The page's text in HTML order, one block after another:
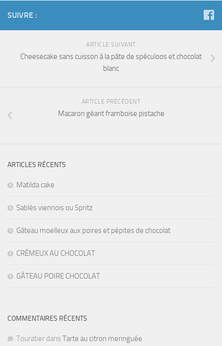
SUIVRE :
ARTICLE SUIVANT
Cheesecake sans cuisson à la pâte de spéculoos et chocolat
blanc
ARTICLE PRÉCÉDENT
Macaron géant framboise pistache
ARTICLES RÉCENTS
Matilda cake
Sablés viennois ou Spritz
Gâteau moelleux aux poires et pépites de chocolat
CRÉMEUX AU CHOCOLAT
GÂTEAU POIRE CHOCOLAT
COMMENTAIRES RÉCENTS
Touratier dans Tarte au citron meringuée